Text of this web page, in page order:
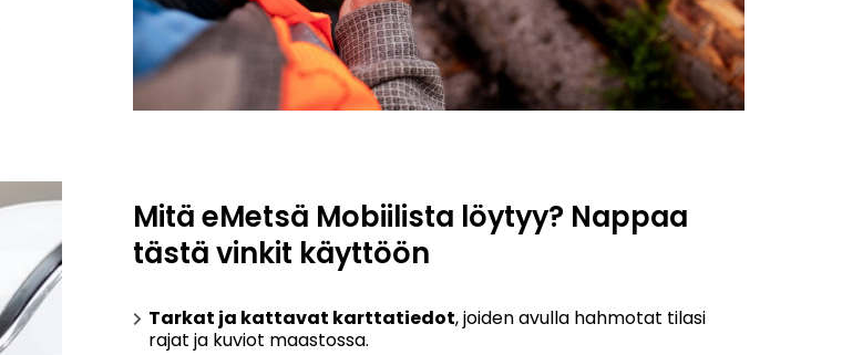
Mitä eMetsä Mobiilista löytyy? Nappaa
tästä vinkit käyttöön
Tarkat ja kattavat karttatiedot, joiden avulla hahmotat tilasi
rajat ja kuviot maastossa.